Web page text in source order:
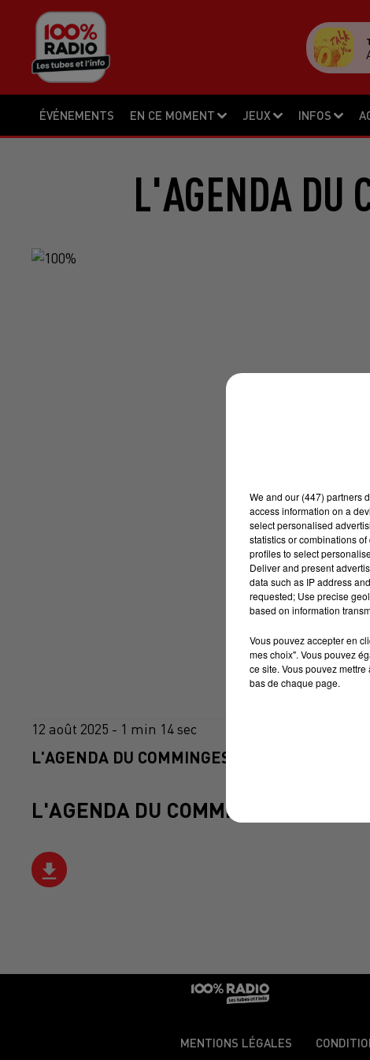
ÉVÉNEMENTS EN CE MOMENT JEUX INFOS
L'AGENDA DU
12 août 2025 - 1 min 14 sec
L'AGENDA DU COMMINGES DU 12/08/2025 À
L'AGENDA DU COMMINGES
MENTIONS LÉGALES
We and our (447) partners
access information on a
select personalised
statistics or combinations
profiles to select
Deliver and present
data such as IP address
requested; Use precise
based on information
Vous pouvez accepter en
mes choix". Vous pouvez
ce site. Vous pouvez
bas de chaque page.